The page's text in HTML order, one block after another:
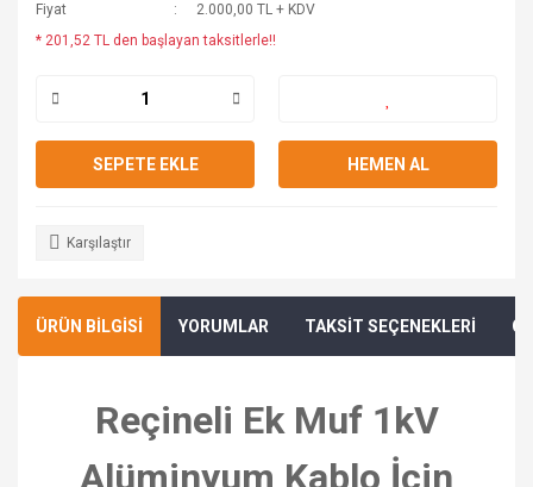
Fiyat
2.000,00 TL + KDV
* 201,52 TL den başlayan taksitlerle!!
SEPETE EKLE HEMEN AL
Karşılaştır
ÜRÜN BİLGİSİ YORUMLAR TAKSİT SEÇENEKLERİ
Reçineli Ek Muf 1kV
Alüminyum Kablo İçin